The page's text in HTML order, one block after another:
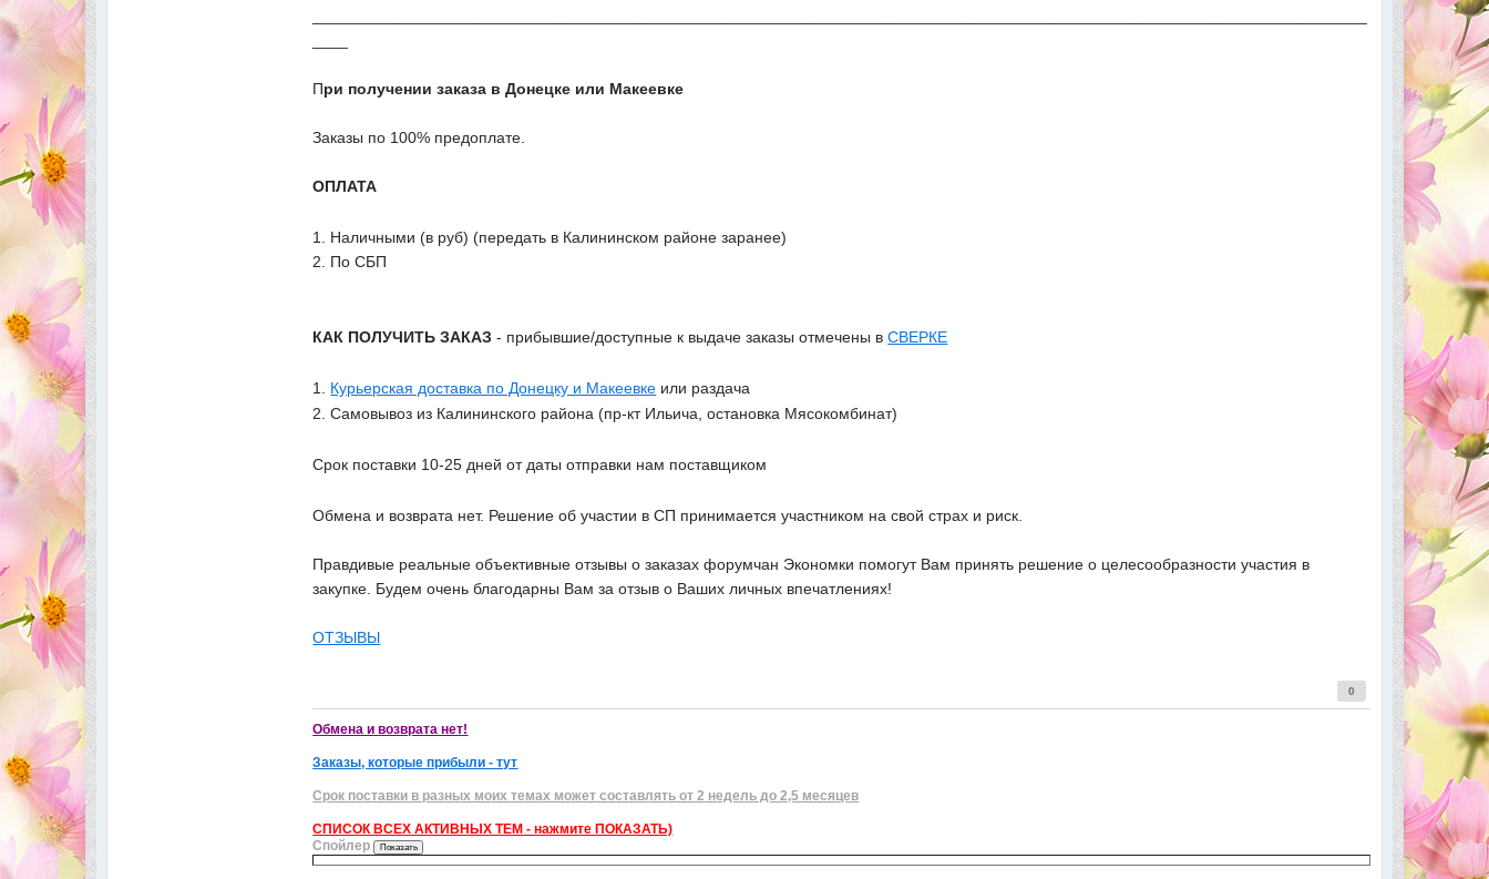
При получении заказа в Донецке или Макеевке
Заказы по 100% предоплате.
ОПЛАТА
1. Наличными (в руб) (передать в Калининском районе заранее)
2. По СБП
КАК ПОЛУЧИТЬ ЗАКАЗ- прибывшие/доступные к выдаче заказы отмечены вСВЕРКЕ
1. Курьерская доставка по Донецку и Макеевке или раздача
2. Самовывоз из Калининского района (пр-кт Ильича, остановка Мясокомбинат)
Срок поставки 10-25 дней от даты отправки нам поставщиком
Обмена и возврата нет. Решение об участии в СП принимается участником на свой страх и риск.
Правдивые реальные объективные отзывы о заказах форумчан Экономки помогут Вам принять решение о целесообразности участия в
закупке. Будем очень благодарны Вам за отзыв о Ваших личных впечатлениях!
ОТЗЫВЫ
0
Обмена и возврата нет!
Заказы, которые прибыли - тут
Срок поставки в разных моих темах может составлять от 2 недель до 2,5 месяцев
СПИСОК ВСЕХ АКТИВНЫХ ТЕМ - нажмите ПОКАЗАТЬ)
Спойлер